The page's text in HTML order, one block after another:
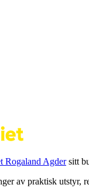
Rogaland Agdersitt
av praktisk